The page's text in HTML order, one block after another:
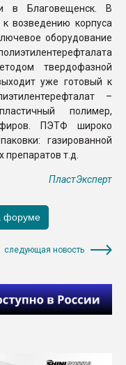
в Благовещенск. В
возведению корпуса
оборудование
твердофазной
уже готовый к
–
полимер,
ПЭТФ широко
газированной
препаратов т.д.
ПластЭксперт
следующая новость